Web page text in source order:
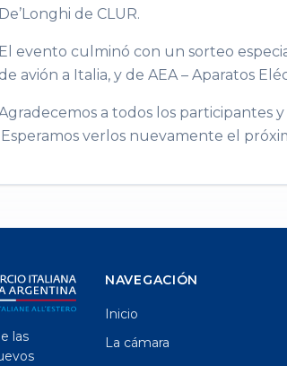
De’Longhi de CLUR.
El evento culminó con un sorteo
de avión a Italia, y de AEA – Aparatos
a todos los participantes
verlos nuevamente el
las
NAVEGACIÓN
Inicio
La cámara